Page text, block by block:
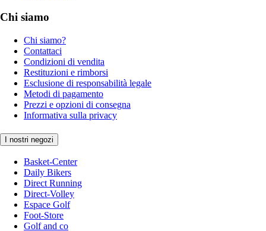
Chi siamo
Chi siamo?
Contattaci
Condizioni di vendita
Restituzioni e rimborsi
Esclusione di responsabilità legale
Metodi di pagamento
Prezzi e opzioni di consegna
Informativa sulla privacy
I nostri negozi
Basket-Center
Daily Bikers
Direct Running
Direct-Volley
Espace Golf
Foot-Store
Golf and co